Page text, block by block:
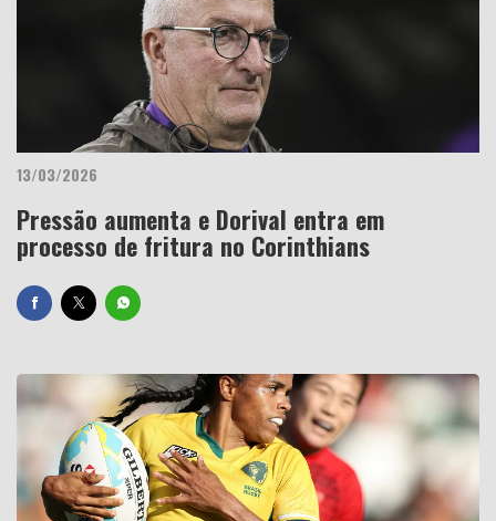
13/03/2026
Pressão aumenta e Dorival entra em
processo de fritura no Corinthians